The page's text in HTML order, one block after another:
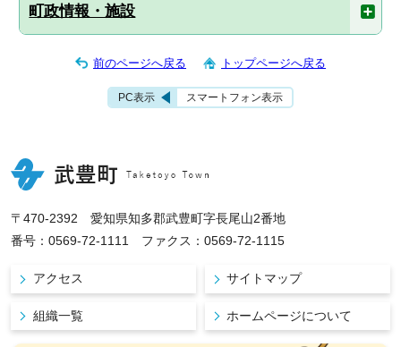
町政情報・施設
前のページへ戻る トップページへ戻る
PC表示 スマートフォン表示
〒470-2392 愛知県知多郡武豊町字長尾山2番地
番号：0569-72-1111 ファクス：0569-72-1115
アクセス サイトマップ
組織一覧 ホームページについて